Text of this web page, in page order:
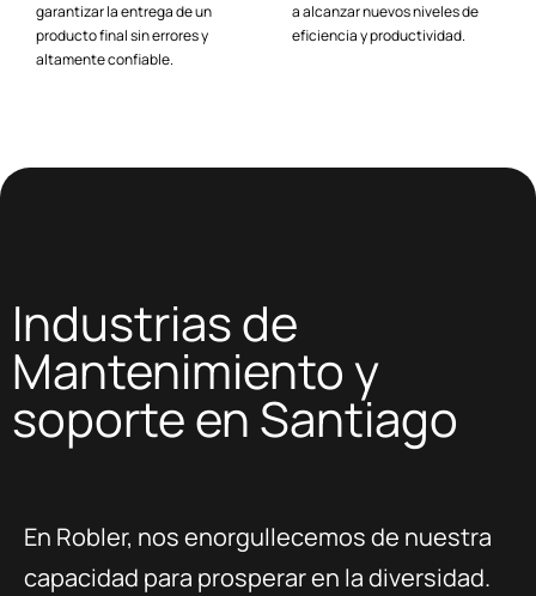
garantizar la entrega de un
producto final sin errores y
altamente confiable.
a alcanzar nuevos niveles de
eficiencia y productividad.
Industrias de
Mantenimiento y
soporte en Santiago
En Robler, nos enorgullecemos de nuestra
capacidad para prosperar en la diversidad.